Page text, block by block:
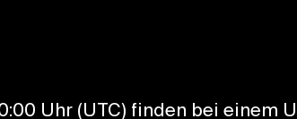
Uhr (UTC) finden bei